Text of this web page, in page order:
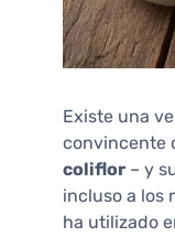
Existe una
convincente
coliflor – y
incluso a los
ha utilizado